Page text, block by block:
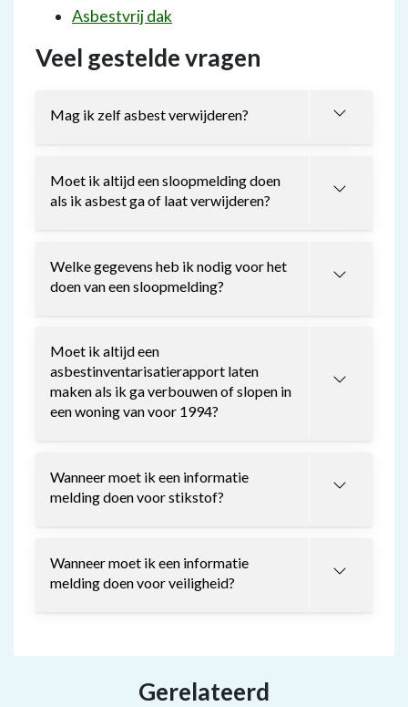
Asbestvrij dak
Veel gestelde vragen
Mag ik zelf asbest verwijderen?
Moet ik altijd een sloopmelding doen
als ik asbest ga of laat verwijderen?
Welke gegevens heb ik nodig voor het
doen van een sloopmelding?
Moet ik altijd een
asbestinventarisatierapport laten
maken als ik ga verbouwen of slopen in
een woning van voor 1994?
Wanneer moet ik een informatie
melding doen voor stikstof?
Wanneer moet ik een informatie
melding doen voor veiligheid?
Gerelateerd